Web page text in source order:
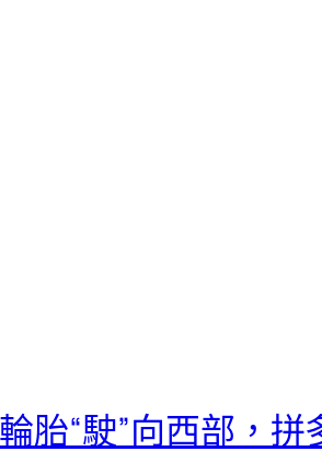
胎“駛”向西部，